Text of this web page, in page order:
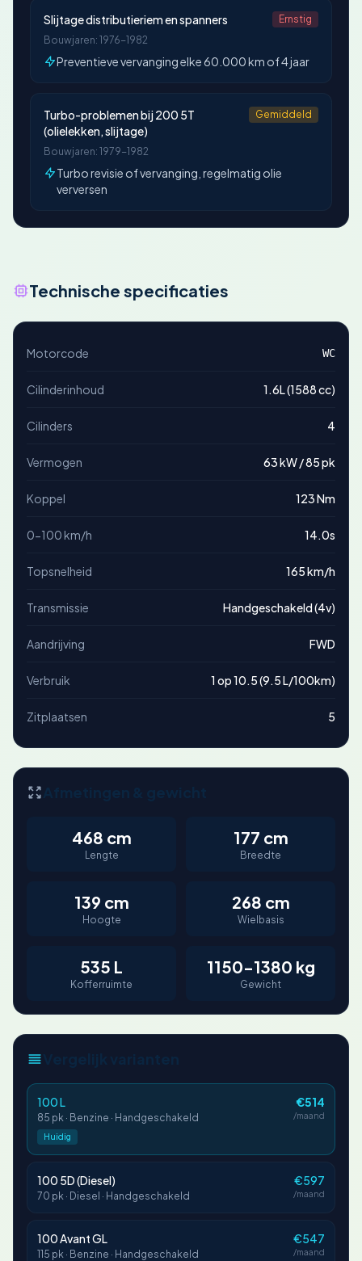
Slijtage distributieriem en spanners
Ernstig
Bouwjaren: 1976-1982
Preventieve vervanging elke 60.000 km of 4 jaar
Turbo-problemen bij 200 5T
(olielekken, slijtage)
Gemiddeld
Bouwjaren: 1979-1982
Turbo revisie of vervanging, regelmatig olie
verversen
Technische specificaties
Motorcode WC
Cilinderinhoud 1.6L (1588 cc)
Cilinders 4
Vermogen 63 kW / 85 pk
Koppel 123 Nm
0-100 km/h 14.0s
Topsnelheid 165 km/h
Transmissie Handgeschakeld (4v)
Aandrijving FWD
Verbruik 1 op 10.5 (9.5 L/100km)
Zitplaatsen 5
468 cm
Lengte
177 cm
Breedte
139 cm
Hoogte
268 cm
Wielbasis
535 L
Kofferruimte
1150-1380 kg
Gewicht
100 L
85 pk · Benzine · Handgeschakeld
€514
/maand
Huidig
100 5D (Diesel)
70 pk · Diesel · Handgeschakeld
€597
/maand
100 Avant GL
115 pk · Benzine · Handgeschakeld
€547
/maand